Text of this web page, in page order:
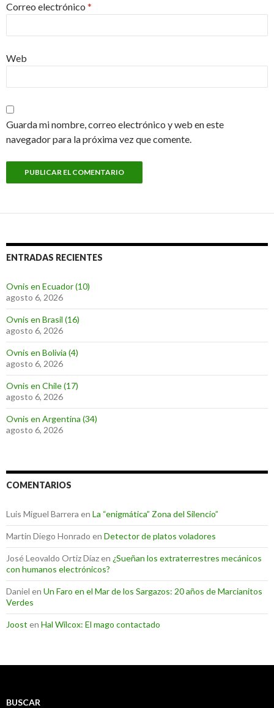
Correo electrónico *
Web
Guarda mi nombre, correo electrónico y web en este
navegador para la próxima vez que comente.
ENTRADAS RECIENTES
Ovnis en Ecuador (10)
agosto 6, 2026
Ovnis en Brasil (16)
agosto 6, 2026
Ovnis en Bolivia (4)
agosto 6, 2026
Ovnis en Chile (17)
agosto 6, 2026
Ovnis en Argentina (34)
agosto 6, 2026
COMENTARIOS
Luis Miguel Barrera en La “enigmática” Zona del Silencio”
Martin Diego Honrado en Detector de platos voladores
José Leovaldo Ortiz Díazen ¿Sueñan los extraterrestres mecánicos
con humanos electrónicos?
Daniel en Un Faro en el Mar de los Sargazos: 20 años de Marcianitos
Verdes
Joost en Hal Wilcox: El mago contactado
BUSCAR